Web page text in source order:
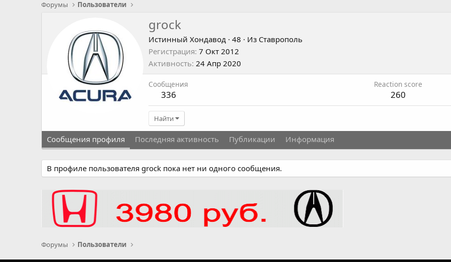
Форумы Пользователи
grock
Истинный Хондавод · 48 · Из Ставрополь
Регистрация 7 Окт 2012
Активность 24 Апр 2020
Сообщения
336
Reaction score
260
Найти
Сообщения профиля Последняя активность Публикации Информация
В профиле пользователя grock пока нет ни одного сообщения.
Форумы Пользователи